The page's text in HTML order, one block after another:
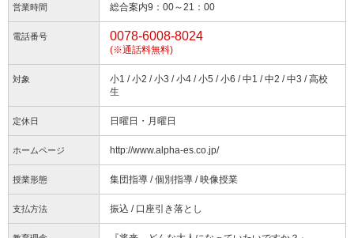
営業時間 総合案内9：00～21：00
電話番号 0078-6008-8024
(※通話料無料)
対象
小1 / 小2 / 小3 / 小4 / 小5 / 小6 / 中1 / 中2 / 中3 / 高校
生
定休日 日曜日・月曜日
ホームページ http://www.alpha-es.co.jp/
授業形態 集団指導 / 個別指導 / 映像授業
支払方法 振込 / 口座引き落とし